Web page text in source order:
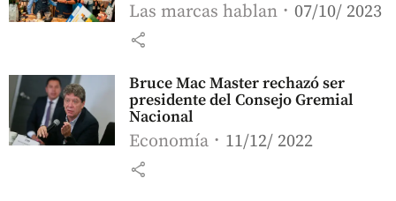
Las marcas hablan 07/10/ 2023
share
Bruce Mac Master rechazó ser
presidente del Consejo Gremial
Nacional
Economía 11/12/ 2022
share